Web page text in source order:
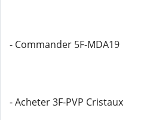
- Commander 5F-MDA19
- Acheter 3F-PVP Cristaux